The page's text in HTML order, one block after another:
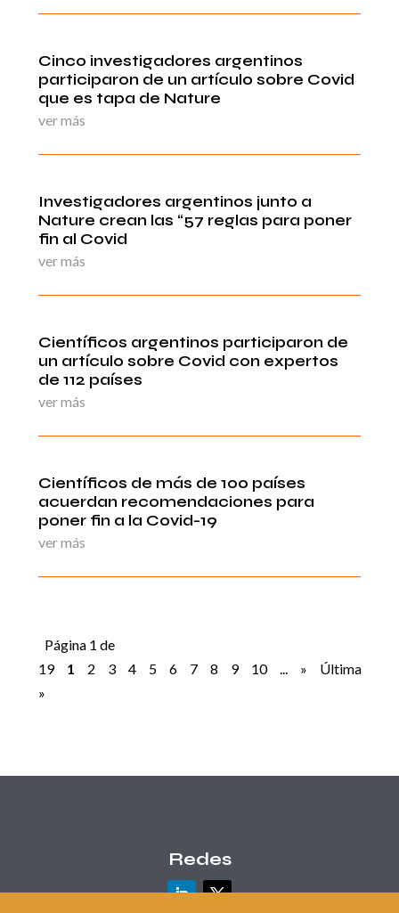
Cinco investigadores argentinos
participaron de un artículo sobre Covid
que es tapa de Nature
ver más
Investigadores argentinos junto a
Nature crean las “57 reglas para poner
fin al Covid
ver más
Científicos argentinos participaron de
un artículo sobre Covid con expertos
de 112 países
ver más
Científicos de más de 100 países
acuerdan recomendaciones para
poner fin a la Covid-19
ver más
Página 1 de
19
1 2 3 4 5 6 7 8 9 10 ... »
Última
»
Redes